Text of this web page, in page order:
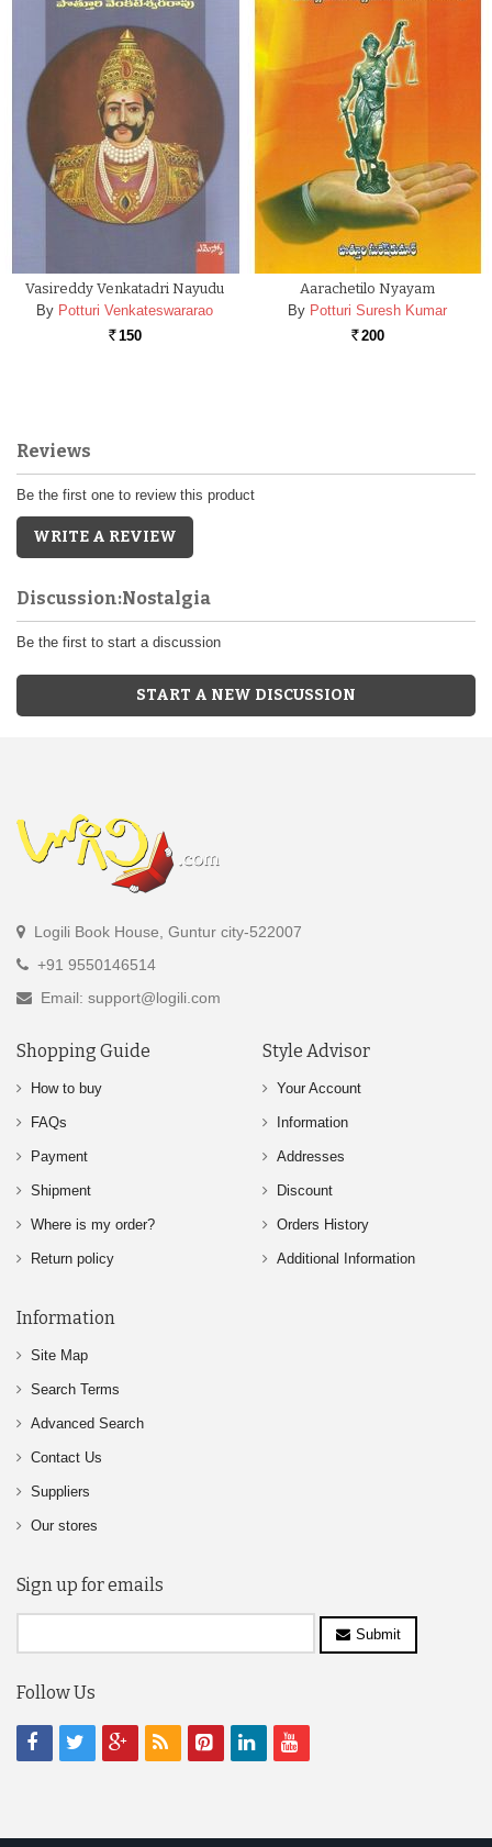
Vasireddy Venkatadri Nayudu
By Potturi Venkateswararao
Rs. 150
Aarachetilo Nyayam
By Potturi Suresh Kumar
Rs. 200
Reviews
Be the first one to review this product
WRITE A REVIEW
Discussion:Nostalgia
Be the first to start a discussion
START A NEW DISCUSSION
Logili Book House, Guntur city-522007
+91 9550146514
Email: support@logili.com
Shopping Guide
How to buy
FAQs
Payment
Shipment
Where is my order?
Return policy
Style Advisor
Your Account
Information
Addresses
Discount
Orders History
Additional Information
Information
Site Map
Search Terms
Advanced Search
Contact Us
Suppliers
Our stores
Sign up for emails
Submit
Follow Us